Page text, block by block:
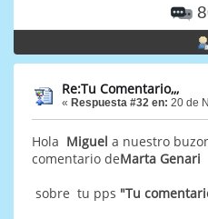
Re:Tu Comentario,,,
« Respuesta #32 en: 20 de
Hola Miguel a nuestro
comentario deMarta Genari
sobre tu pps "Tu